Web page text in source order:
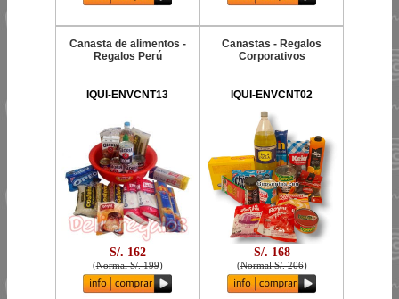
Canasta de alimentos -
Regalos Perú
IQUI-ENVCNT13
S/. 162
(Normal S/. 199)
Canastas - Regalos
Corporativos
IQUI-ENVCNT02
S/. 168
(Normal S/. 206)